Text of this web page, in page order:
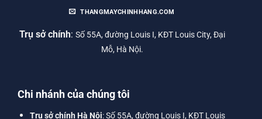
THANGMAYCHINHHANG.COM
Trụ sở chính: Số 55A, đường Louis I, KĐT Louis City, Đại
Mỗ, Hà Nội.
Chi nhánh của chúng tôi
Trụ sở chính Hà Nội: Số 55A, đường Louis I, KĐT Louis